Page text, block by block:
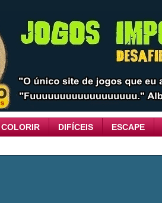
COLORIR DIFÍCEIS ESCAPE